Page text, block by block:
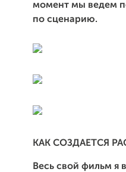
момент мы ведем
по сценарию.
КАК СОЗДАЕТСЯ
Весь свой фильм я